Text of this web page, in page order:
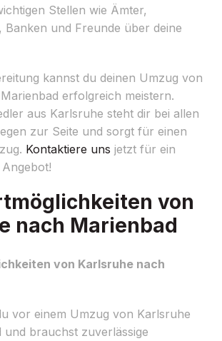
Stellen wie Ämter,
Banken und Freunde über deine
kannst du deinen Umzug von
erfolgreich meistern.
aus Karlsruhe steht dir bei allen
zur Seite und sorgt für einen
Kontaktiere uns jetzt für ein
von
nach Marienbad
von Karlsruhe nach
vor einem Umzug von Karlsruhe
und brauchst zuverlässige